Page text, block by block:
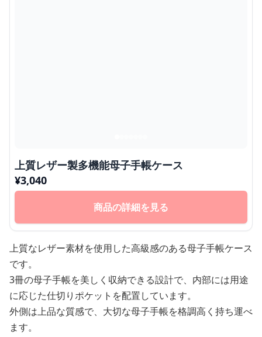
上質レザー製多機能母子手帳ケース
¥3,040
商品の詳細を見る
上質なレザー素材を使用した高級感のある母子手帳ケース
です。
3冊の母子手帳を美しく収納できる設計で、内部には用途
に応じた仕切りポケットを配置しています。
外側は上品な質感で、大切な母子手帳を格調高く持ち運べ
ます。